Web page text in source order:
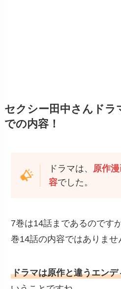
セクシー田中さんドラ
での内容！
ドラマは、
原作
容でした。
7巻は14話まであるのです
巻14話の内容ではありませ
ドラマは原作と違うエン